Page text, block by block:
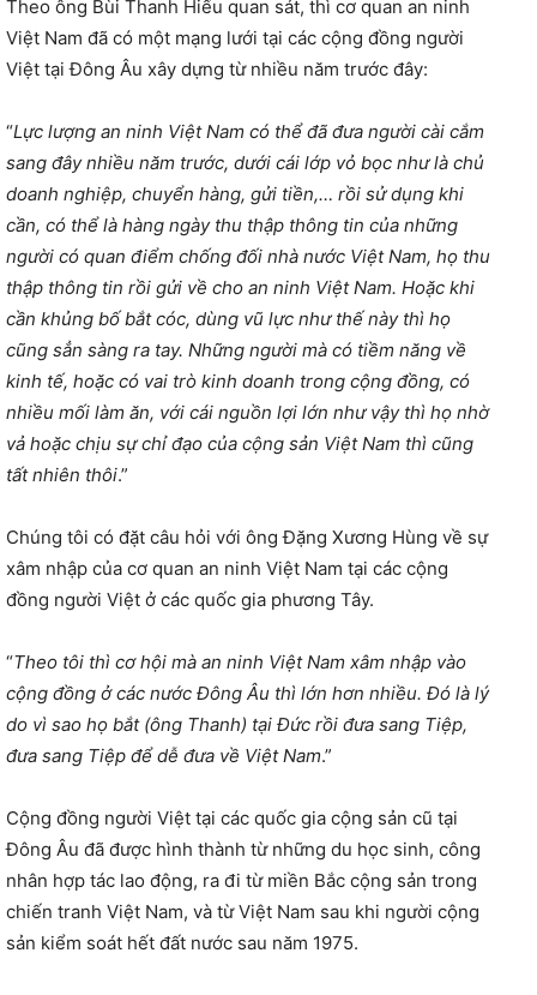
Theo ông Bùi Thanh Hiếu quan sát, thì cơ quan an ninh
Việt Nam đã có một mạng lưới tại các cộng đồng người
Việt tại Đông Âu xây dựng từ nhiều năm trước đây:
“Lực lượng an ninh Việt Nam có thể đã đưa người cài cắm
sang đây nhiều năm trước, dưới cái lớp vỏ bọc như là chủ
doanh nghiệp, chuyển hàng, gửi tiền,… rồi sử dụng khi
cần, có thể là hàng ngày thu thập thông tin của những
người có quan điểm chống đối nhà nước Việt Nam, họ thu
thập thông tin rồi gửi về cho an ninh Việt Nam. Hoặc khi
cần khủng bố bắt cóc, dùng vũ lực như thế này thì họ
cũng sẳn sàng ra tay. Những người mà có tiềm năng về
kinh tế, hoặc có vai trò kinh doanh trong cộng đồng, có
nhiều mối làm ăn, với cái nguồn lợi lớn như vậy thì họ nhờ
vả hoặc chịu sự chỉ đạo của cộng sản Việt Nam thì cũng
tất nhiên thôi.”
Chúng tôi có đặt câu hỏi với ông Đặng Xương Hùng về sự
xâm nhập của cơ quan an ninh Việt Nam tại các cộng
đồng người Việt ở các quốc gia phương Tây.
“Theo tôi thì cơ hội mà an ninh Việt Nam xâm nhập vào
cộng đồng ở các nước Đông Âu thì lớn hơn nhiều. Đó là lý
do vì sao họ bắt (ông Thanh) tại Đức rồi đưa sang Tiệp,
đưa sang Tiệp để dễ đưa về Việt Nam.”
Cộng đồng người Việt tại các quốc gia cộng sản cũ tại
Đông Âu đã được hình thành từ những du học sinh, công
nhân hợp tác lao động, ra đi từ miền Bắc cộng sản trong
chiến tranh Việt Nam, và từ Việt Nam sau khi người cộng
sản kiểm soát hết đất nước sau năm 1975.